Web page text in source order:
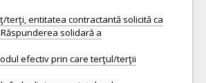
entitatea contractantă solicită ca
solidară a
efectiv prin care terţul/terţii